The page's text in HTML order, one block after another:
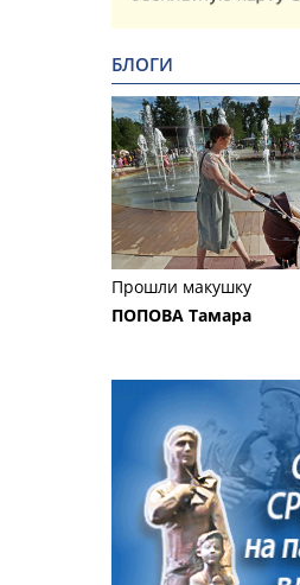
БЛОГИ
Прошли макушку
ПОПОВА Тамара